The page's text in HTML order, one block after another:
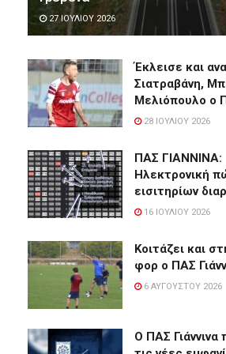
27 ΙΟΥΛΊΟΥ 2026
Έκλεισε και
Σιατραβάνη,
Μελιόπουλο ο
28 ΙΟΥΛΊΟΥ 2026
ΠΑΣ ΓΙΑΝΝΙΝΑ:
Hλεκτρονική
εισιτηρίων
16 ΙΟΥΛΊΟΥ 2026
Κοιτάζει και
φορ ο ΠΑΣ
6 ΑΥΓΟΎΣΤΟΥ 2026
Ο ΠΑΣ Γιάννινα